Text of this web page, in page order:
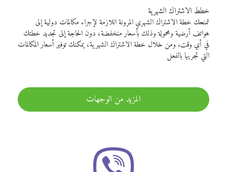
خطط الاشتراك الشهرية
تمنحك خطة الاشتراك الشهري المرونة اللازمة لإجراء مكالمات دولية إلى
هواتف أرضية ومحمولة وذلك بأسعار منخفضة، دون الحاجة إلى تجديد خطتك
في أي وقت. ومن خلال خطة الاشتراك الشهرية، يمكنك توفير أسعار المكالمات
التي تجريها بالفعل
المزيد من الوجهات